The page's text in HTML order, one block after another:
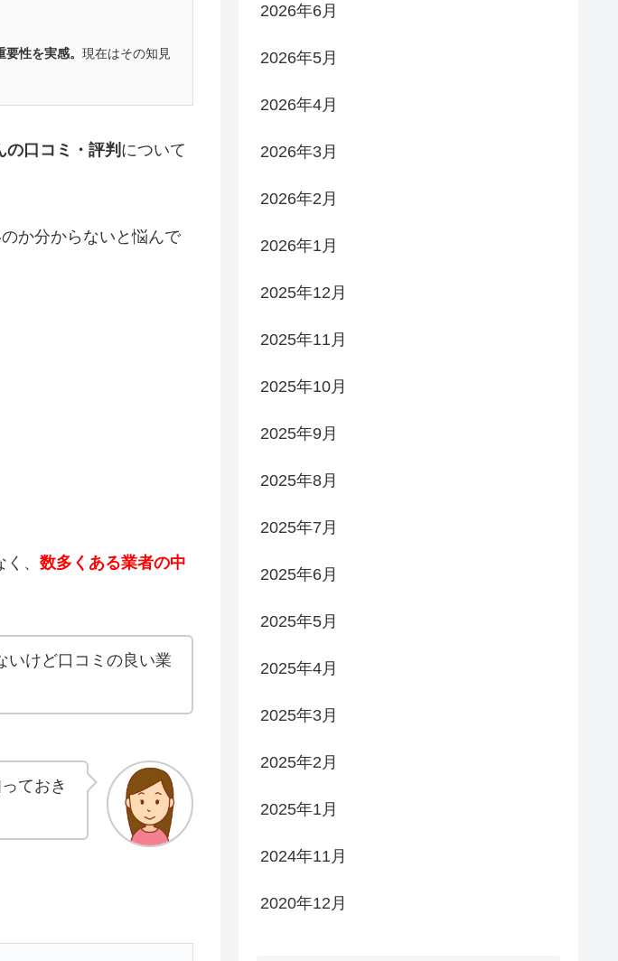
性を実感。 現在はその知見
の口コミ・評判 について
か分からないと悩んで
、 数多くある業者の中
いけど口コミの良い業
ておき
2026年6月
2026年5月
2026年4月
2026年3月
2026年2月
2026年1月
2025年12月
2025年11月
2025年10月
2025年9月
2025年8月
2025年7月
2025年6月
2025年5月
2025年4月
2025年3月
2025年2月
2025年1月
2024年11月
2020年12月